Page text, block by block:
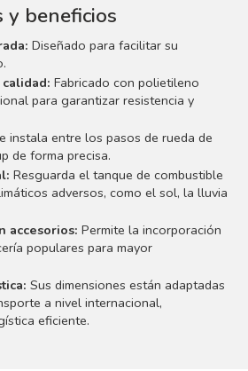
y beneficios
Diseñado para facilitar su
calidad:Fabricado con polietileno
para garantizar resistencia y
instala entre los pasos de rueda de
de forma precisa.
Resguarda el tanque de combustible
adversos, como el sol, la lluvia
accesorios:Permite la incorporación
populares para mayor
Sus dimensiones están adaptadas
a nivel internacional,
eficiente.